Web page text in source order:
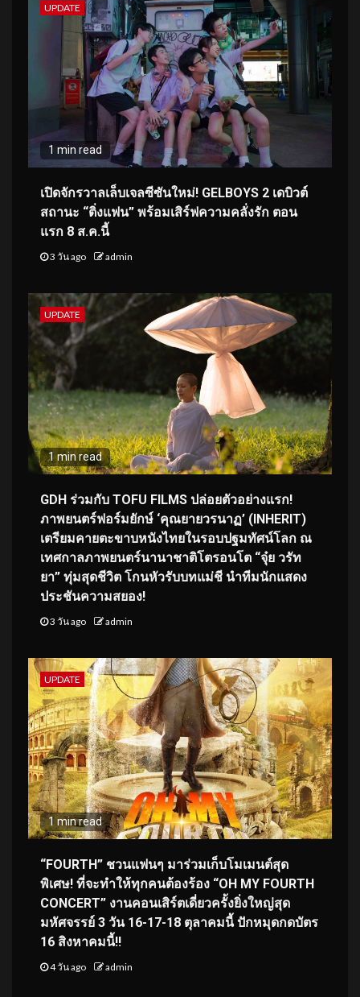
UPDATE
1 min read
เปิดจักรวาลเล็บเจลซีซันใหม่! GELBOYS 2 เดบิวต์
สถานะ “ติ่งแฟน” พร้อมเสิร์ฟความคลั่งรัก ตอน
แรก 8 ส.ค.นี้
3 วัน ago admin
UPDATE
1 min read
GDH ร่วมกับ TOFU FILMS ปล่อยตัวอย่างแรก!
ภาพยนตร์ฟอร์มยักษ์ ‘คุณยายวรนาฏ’ (INHERIT)
เตรียมคายตะขาบหนังไทยในรอบปฐมทัศน์โลก ณ
เทศกาลภาพยนตร์นานาชาติโตรอนโต “จุ๋ย วรัท
ยา” ทุ่มสุดชีวิต โกนหัวรับบทแม่ชี นำทีมนักแสดง
ประชันความสยอง!
3 วัน ago admin
UPDATE
1 min read
“FOURTH” ชวนแฟนๆ มาร่วมเก็บโมเมนต์สุด
พิเศษ! ที่จะทำให้ทุกคนต้องร้อง “OH MY FOURTH
CONCERT” งานคอนเสิร์ตเดี่ยวครั้งยิ่งใหญ่สุด
มหัศจรรย์ 3 วัน 16-17-18 ตุลาคมนี้ ปักหมุดกดบัตร
16 สิงหาคมนี้!!
4 วัน ago admin